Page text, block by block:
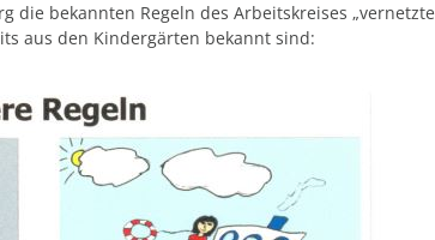
die bekannten Regeln des Arbeitskreises „vernetzte
aus den Kindergärten bekannt sind: